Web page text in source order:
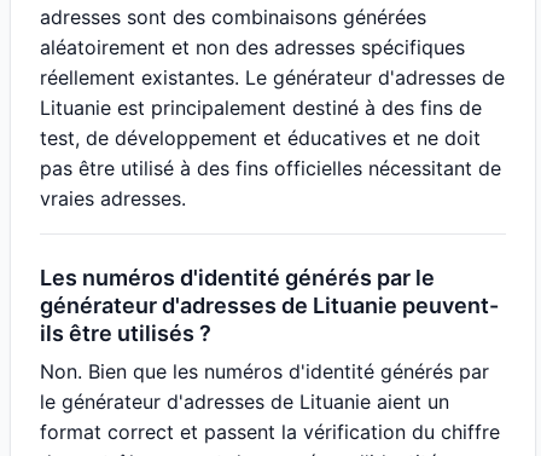
adresses sont des combinaisons générées
aléatoirement et non des adresses spécifiques
réellement existantes. Le générateur d'adresses de
Lituanie est principalement destiné à des fins de
test, de développement et éducatives et ne doit
pas être utilisé à des fins officielles nécessitant de
vraies adresses.
Les numéros d'identité générés par le
générateur d'adresses de Lituanie peuvent-
ils être utilisés ?
Non. Bien que les numéros d'identité générés par
le générateur d'adresses de Lituanie aient un
format correct et passent la vérification du chiffre